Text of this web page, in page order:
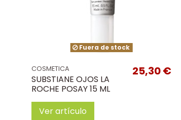
Fuera de stock
COSMETICA
SUBSTIANE OJOS LA
ROCHE POSAY 15 ML
25,30 €
Ver artículo